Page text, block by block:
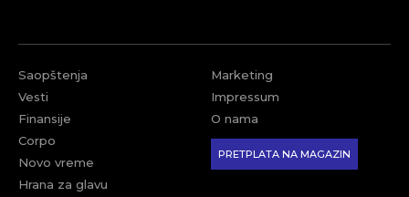
Saopštenja
Vesti
Finansije
Corpo
Novo vreme
Hrana za glavu
Marketing
Impressum
O nama
PRETPLATA NA MAGAZIN